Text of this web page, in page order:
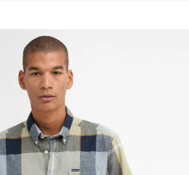
la nostra Dichiarazione di Accessibilità